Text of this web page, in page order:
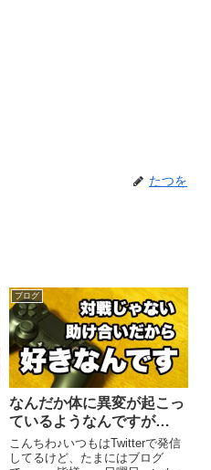
たつを
ブログ
なんだか体に異変が起こっ
ているようなんですが…
こんちわ♪いつもはTwitterで発信
してるけど、たまにはブログ